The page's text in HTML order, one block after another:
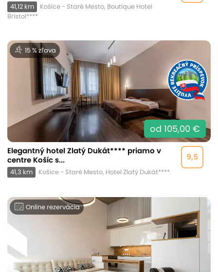
41,12 km
Košice - Staré Mesto, Boutique Hotel
Bristol****
15 % zľava
od 105,00 €
9,5
Elegantný hotel Zlatý Dukát**** priamo v
centre Košíc s...
41,3 km Košice - Staré Mesto, Hotel Zlatý Dukát****
Online rezervácia